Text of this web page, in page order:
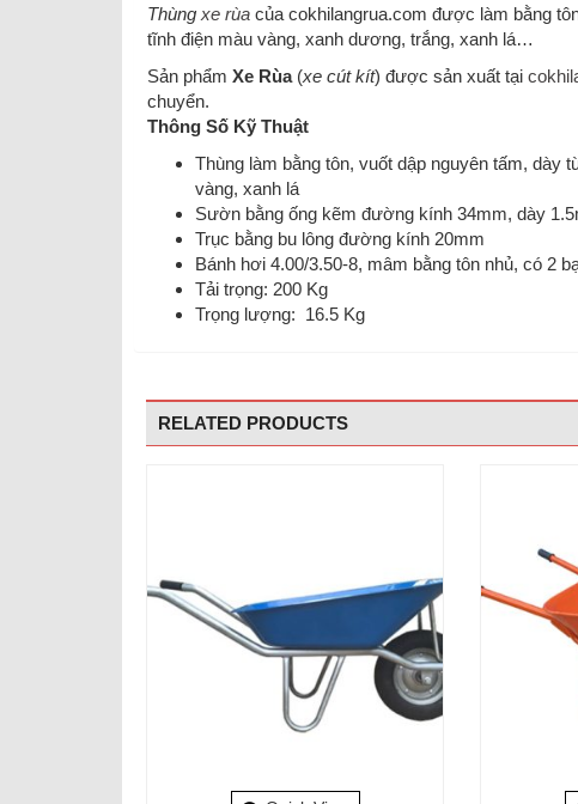
Thùng xe rùa của cokhilangrua.com được làm bằng
tĩnh điện màu vàng, xanh dương, trắng, xanh lá…
Sản phẩm Xe Rùa(xe cút kít) được sản xuất tại
chuyển.
Thông Số Kỹ Thuật
Thùng làm bằng tôn, vuốt dập nguyên tấm,
vàng, xanh lá
Sườn bằng ống kẽm đường kính 34mm, dày
Trục bằng bu lông đường kính 20mm
Bánh hơi 4.00/3.50-8, mâm bằng tôn nhủ, có 2
Tải trọng: 200 Kg
Trọng lượng: 16.5 Kg
RELATED PRODUCTS